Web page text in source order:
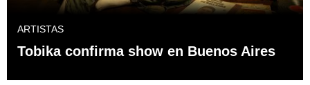
ARTISTAS
Tobika confirma show en Buenos Aires